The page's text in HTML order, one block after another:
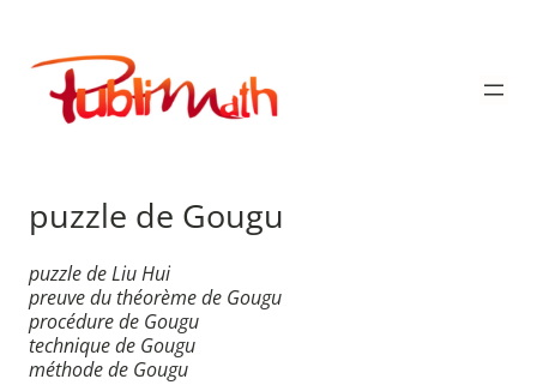
contenu
Publimath
puzzle de Gougu
puzzle de Liu Hui
preuve du théorème de Gougu
procédure de Gougu
technique de Gougu
méthode de Gougu